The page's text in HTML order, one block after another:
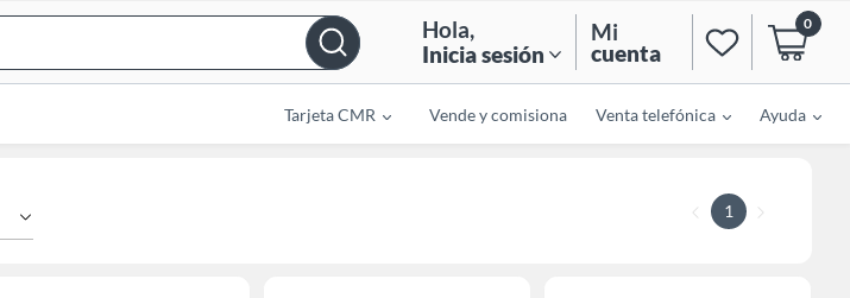
Bar
Hola,
Inicia sesión
Mi
cuenta
0
Tarjeta CMR Vende y comisiona Venta telefónica Ayuda
1